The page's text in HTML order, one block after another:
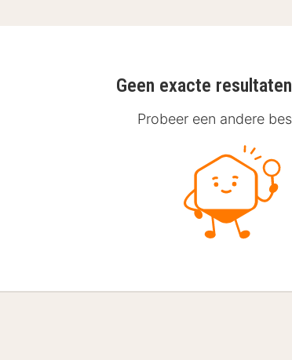
Geen exacte
Probeer een andere